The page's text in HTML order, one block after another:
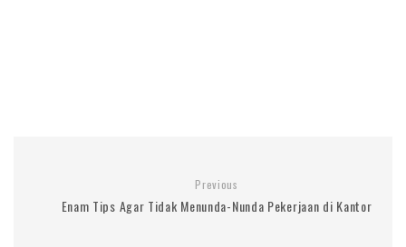
Previous
Enam Tips Agar Tidak Menunda-Nunda Pekerjaan di Kantor